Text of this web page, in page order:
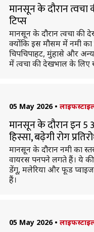
मानसून के दौरान
टिप्स
मानसून के दौरान त्वचा की
क्योंकि इस मौसम में नमी का
चिपचिपाहट, मुंहासे और
में त्वचा की देखभाल के लिए
05 May 2026 •
मानसून के दौरान इन 5
हिस्सा, बढ़ेगी रोग
मानसून के दौरान नमी का
वायरस पनपने लगते हैं। ये
डेंगू, मलेरिया और फूड
हैं।
05 May 2026 •